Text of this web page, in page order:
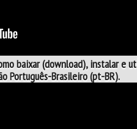
baixar (download), instalar e
Português-Brasileiro (pt-BR).